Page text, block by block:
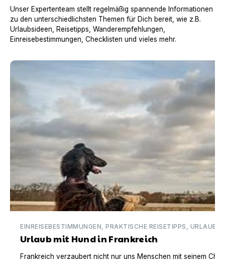
Unser Expertenteam stellt regelmäßig spannende Informationen
zu den unterschiedlichsten Themen für Dich bereit, wie z.B.
Urlaubsideen, Reisetipps, Wanderempfehlungen,
Einreisebestimmungen, Checklisten und vieles mehr.
Urlaub mit Hund in Frankreich
EINREISEBESTIMMUNGEN, PRAKTISCHE REISETIPPS,
Urlaub mit Hund in Frankreich
Frankreich verzaubert nicht nur uns Menschen mit seinem